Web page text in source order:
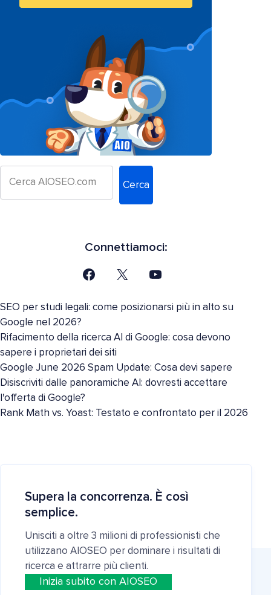
Cerca
Connettiamoci:
SEO per studi legali: come posizionarsi più in alto su
Google nel 2026?
Rifacimento della ricerca AI di Google: cosa devono
sapere i proprietari dei siti
Google June 2026 Spam Update: Cosa devi sapere
Disiscriviti dalle panoramiche AI: dovresti accettare
l'offerta di Google?
Rank Math vs. Yoast: Testato e confrontato per il 2026
Supera la concorrenza. È così
semplice.
Unisciti a oltre 3 milioni di professionisti che
utilizzano AIOSEO per dominare i risultati di
ricerca e attrarre più clienti.
Inizia subito con AIOSEO